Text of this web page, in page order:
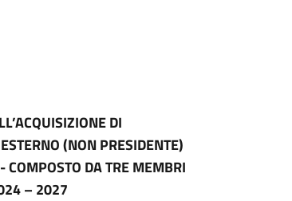
DI
(NON PRESIDENTE)
COMPOSTO DA TRE MEMBRI
– 2027